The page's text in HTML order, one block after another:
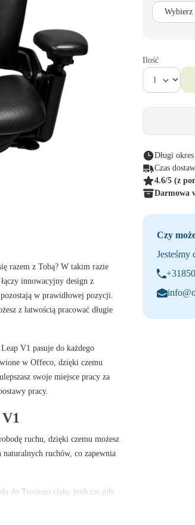
Ilość
Długi
Czas
4.6/5 (z
Darmowa
Czy
Jesteśmy
razem z Tobą? W takim razie
innowacyjny design z
w prawidłowej pozycji.
z łatwością pracować długie
V1 pasuje do każdego
w Offeco, dzięki czemu
swoje miejsce pracy za
pracy.
ruchu, dzięki czemu możesz
naturalnych ruchów, co zapewnia
do Twojego ciała, podczas gdy
pozycji siedzącej.